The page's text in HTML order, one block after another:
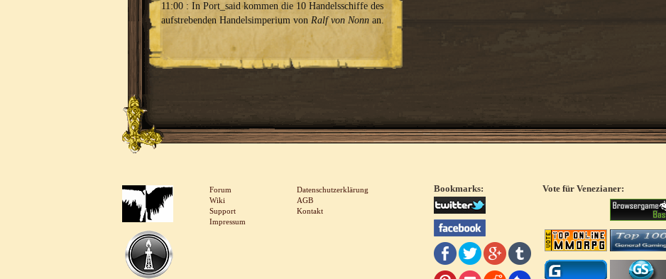
11:00 : In Port_said kommen die 10 Handelsschiffe des
aufstrebenden Handelsimperium von Ralf von Nonn an.
Forum
Wiki
Support
Impressum
Datenschutzerklärung
AGB
Kontakt
Bookmarks: Vote für Venezianer: